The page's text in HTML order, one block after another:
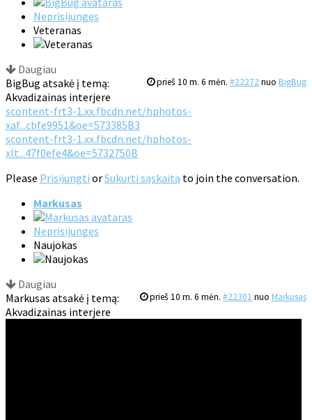
Neprisijungęs
Veteranas
Daugiau
prieš 10 m. 6 mėn. #22272nuo BigBug
BigBug atsakė į temą:
Akvadizainas interjere
scontent-frt3-1.xx.fbcdn.net/hphotos-
xaf...cbfe9951&oe=573385B3
scontent-frt3-1.xx.fbcdn.net/hphotos-
xlt...47f0efe4&oe=5732750B
Please Prisijungti orSukurti sąskaitą to join the conversation.
Markusas
Neprisijungęs
Naujokas
Daugiau
prieš 10 m. 6 mėn. #22301 nuo Markusas
Markusas atsakė į temą:
Akvadizainas interjere